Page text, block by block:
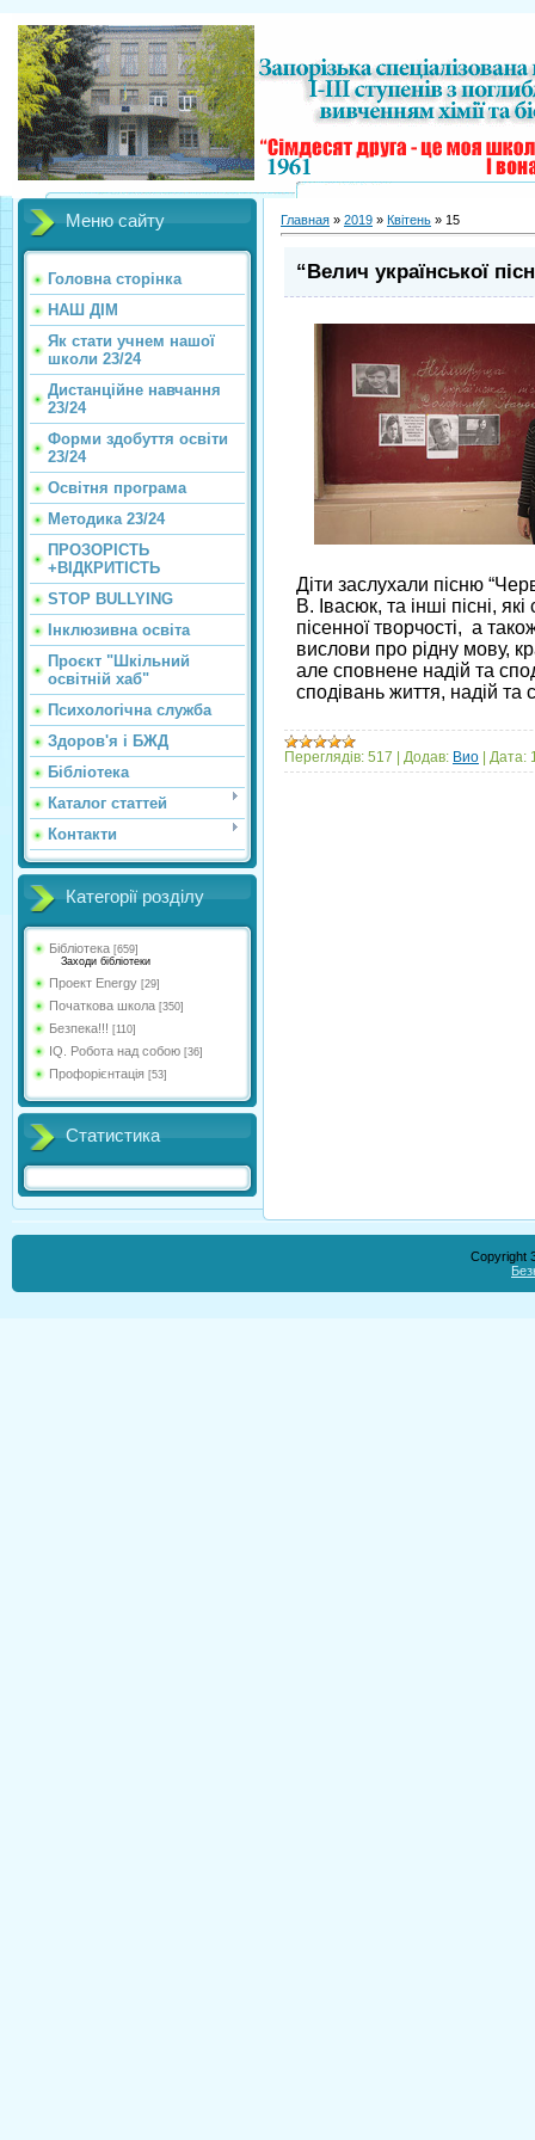
Меню сайту
Головна сторінка
НАШ ДІМ
Як стати учнем нашої
школи 23/24
Дистанційне навчання
23/24
Форми здобуття освіти
23/24
Освітня програма
Методика 23/24
ПРОЗОРІСТЬ
+ВІДКРИТІСТЬ
STOP BULLYING
Інклюзивна освіта
Проєкт "Шкільний
освітній хаб"
Психологічна служба
Здоров'я і БЖД
Бібліотека
Каталог статтей
Контакти
Категорії розділу
Бібліотека [659]
Заходи бібліотеки
Проект Energy [29]
Початкова школа [350]
Безпека!!! [110]
IQ. Робота над собою [36]
Профорієнтація [53]
Статистика
Главная » 2019 » Квітень » 15
“Велич української
Діти заслухали пісню
В. Івасюк, та інші пісні,
пісенної творчості, а
вислови про рідну мову,
але сповнене надій та
сподівань життя, надій та
Переглядів: 517 | Додав: Вио | Дата:
Copyright